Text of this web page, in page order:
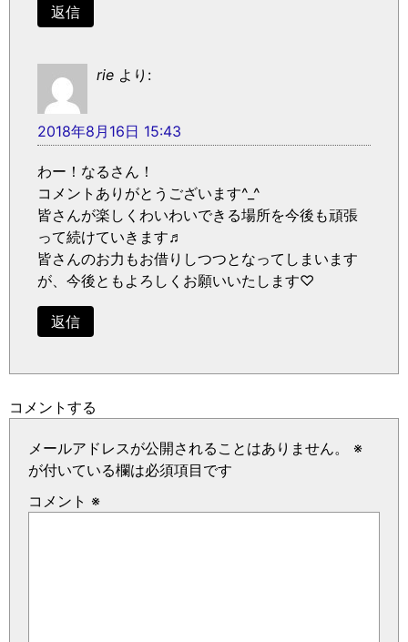
返信
rie より:
2018年8月16日 15:43
わー！なるさん！
コメントありがとうございます^_^
皆さんが楽しくわいわいできる場所を今後も頑張
って続けていきます♬
皆さんのお力もお借りしつつとなってしまいます
が、今後ともよろしくお願いいたします♡
返信
コメントする
メールアドレスが公開されることはありません。
※
が付いている欄は必須項目です
コメント ※